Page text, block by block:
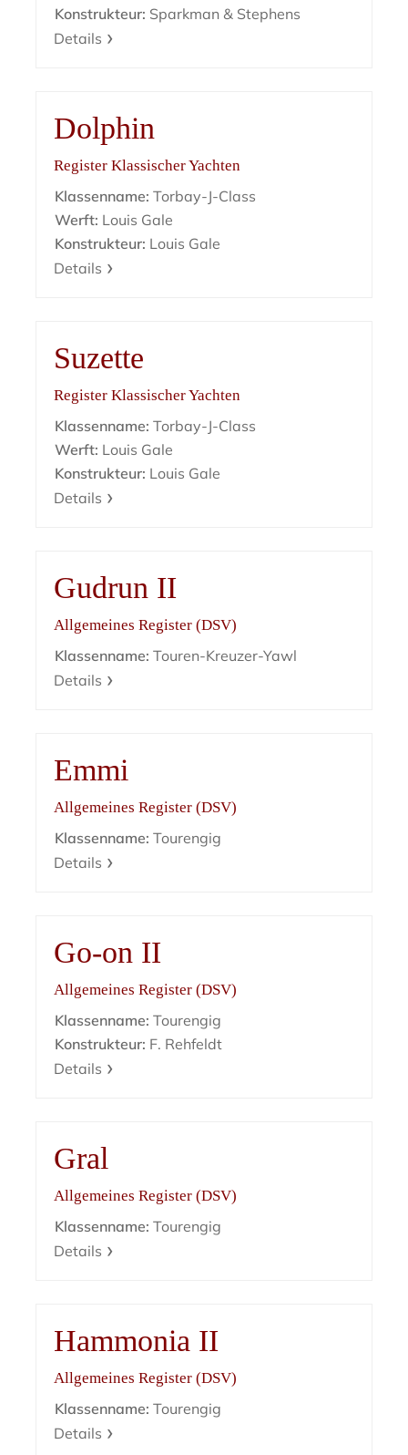
Konstrukteur: Sparkman & Stephens
Details
Dolphin
Register Klassischer Yachten
Klassenname: Torbay-J-Class
Werft: Louis Gale
Konstrukteur: Louis Gale
Details
Suzette
Register Klassischer Yachten
Klassenname: Torbay-J-Class
Werft: Louis Gale
Konstrukteur: Louis Gale
Details
Gudrun II
Allgemeines Register (DSV)
Klassenname: Touren-Kreuzer-Yawl
Details
Emmi
Allgemeines Register (DSV)
Klassenname: Tourengig
Details
Go-on II
Allgemeines Register (DSV)
Klassenname: Tourengig
Konstrukteur: F. Rehfeldt
Details
Gral
Allgemeines Register (DSV)
Klassenname: Tourengig
Details
Hammonia II
Allgemeines Register (DSV)
Klassenname: Tourengig
Details